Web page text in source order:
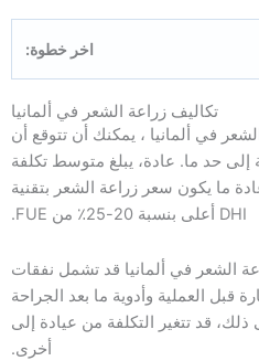
اخر خطوة:
تكاليف زراعة الشعر في ألمانيا
في ألمانيا ، يمكنك أن تتوقع أن
حد ما. عادة، يبلغ متوسط ​​تكلفة
حوالي 7000 يورو. عادة ما يكون سعر زراعة الشعر بتقنية
DHI أعلى بنسبة 20-25٪ من FUE.
الشعر في ألمانيا قد تشمل نفقات
قبل العملية وأدوية ما بعد الجراحة
ذلك، قد تتغير التكلفة من عيادة إلى
أخرى.